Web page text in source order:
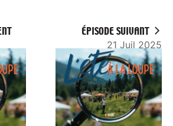
ÉPISODE SUIVANT
21 Juil 2025